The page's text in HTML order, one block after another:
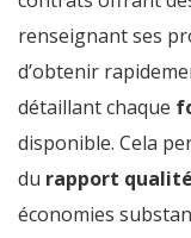
renseignant ses
d’obtenir
détaillant chaque
disponible. Cela
du rapport
économies